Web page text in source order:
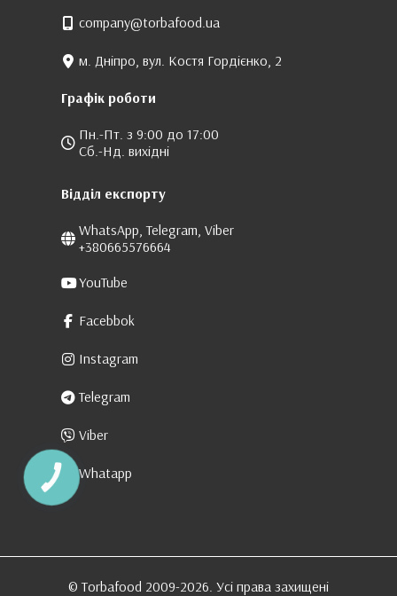
company@torbafood.ua
м. Дніпро, вул. Костя Гордієнко, 2
Графік роботи
Пн.-Пт. з 9:00 до 17:00
Сб.-Нд. вихідні
Відділ експорту
WhatsApp, Telegram, Viber
+380665576664
YouTube
Facebbok
Instagram
Telegram
Viber
Whatapp
© Torbafood 2009-2026. Усі права захищені
КНОПКА
ЗВ'ЯЗКУ